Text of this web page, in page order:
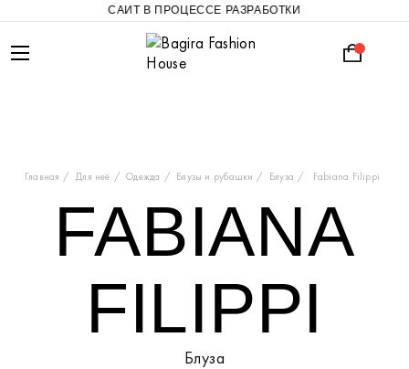
САЙТ В ПРОЦЕССЕ РАЗРАБОТКИ
Главная Для неё Одежда Блузы и рубашки Блуза Fabiana Filippi
FABIANA
FILIPPI
Блуза